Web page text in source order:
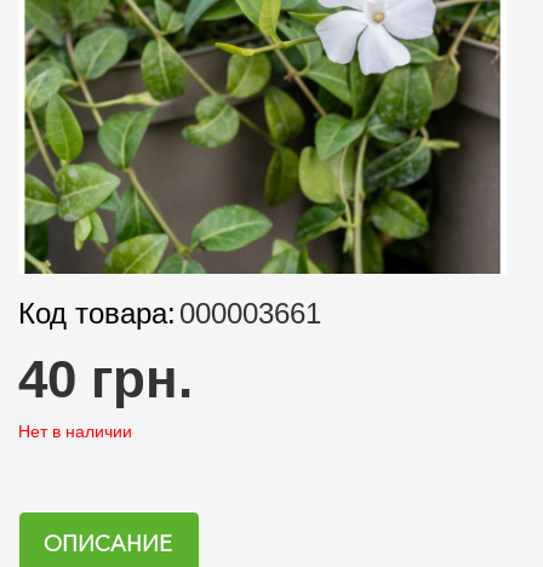
Код товара: 000003661
40 грн.
Нет в наличии
ОПИСАНИЕ